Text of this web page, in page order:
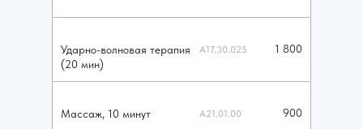
Массаж, 10 минут А21.01.00 900
Ударно-волновая терапия
(20 мин)
A17.30.025 1 800